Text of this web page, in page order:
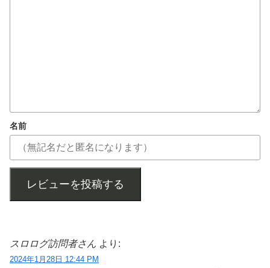
名前
レビューを投稿する
スロログ訪問者さん より:
2024年1月28日 12:44 PM